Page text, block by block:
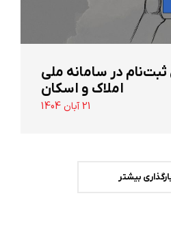
در سامانه ملی
املاک و اسکان
21 آبان 1404
بیشتر